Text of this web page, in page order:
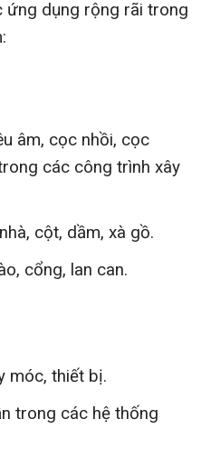
ứng dụng rộng rãi trong
âm, cọc nhồi, cọc
các công trình xây
cột, dầm, xà gồ.
cổng, lan can.
móc, thiết bị.
trong các hệ thống